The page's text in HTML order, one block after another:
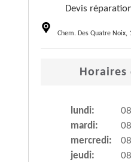
Devis
Chem. Des Quatre Noix,
lundi:
mardi:
mercredi:
jeudi: